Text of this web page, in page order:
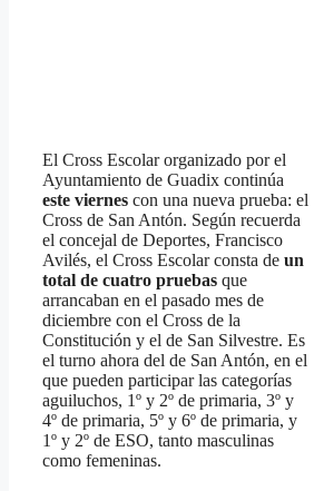
El Cross Escolar organizado por el
Ayuntamiento de Guadix continúa
este viernes con una nueva prueba: el
Cross de San Antón. Según recuerda
el concejal de Deportes, Francisco
Avilés, el Cross Escolar consta de un
total de cuatro pruebas que
arrancaban en el pasado mes de
diciembre con el Cross de la
Constitución y el de San Silvestre. Es
el turno ahora del de San Antón, en el
que pueden participar las categorías
aguiluchos, 1º y 2º de primaria, 3º y
4º de primaria, 5º y 6º de primaria, y
1º y 2º de ESO, tanto masculinas
como femeninas.